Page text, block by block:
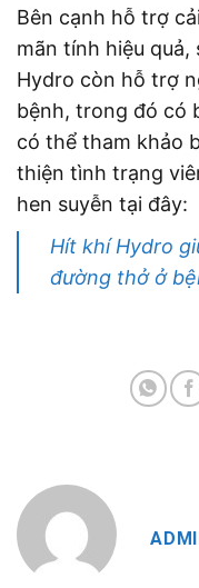
Bên cạnh hỗ trợ
mãn tính hiệu
Hydro còn hỗ trợ
bệnh, trong đó có
có thể tham khảo
thiện tình trạng
hen suyễn tại đây:
Hít khí Hydro
đường thở ở